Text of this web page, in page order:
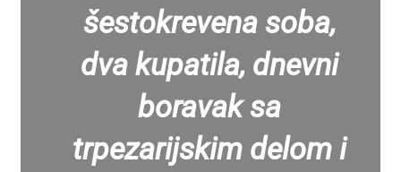
šestokrevena soba,
dva kupatila, dnevni
boravak sa
trpezarijskim delom i